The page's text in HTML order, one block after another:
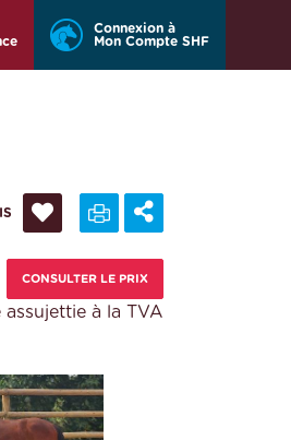
Connexion à
Mon Compte SHF
CONSULTER LE PRIX
assujettie à la TVA